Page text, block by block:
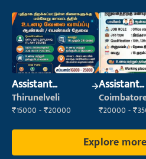
Assistant
Manager
Thirunelveli
₹15000 - ₹20000
Assistant
Manager
₹20000 -
Explore